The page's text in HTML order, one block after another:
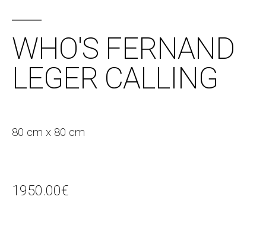
WHO'S FERNAND
LEGER CALLING
80 cm x 80 cm
1950.00€